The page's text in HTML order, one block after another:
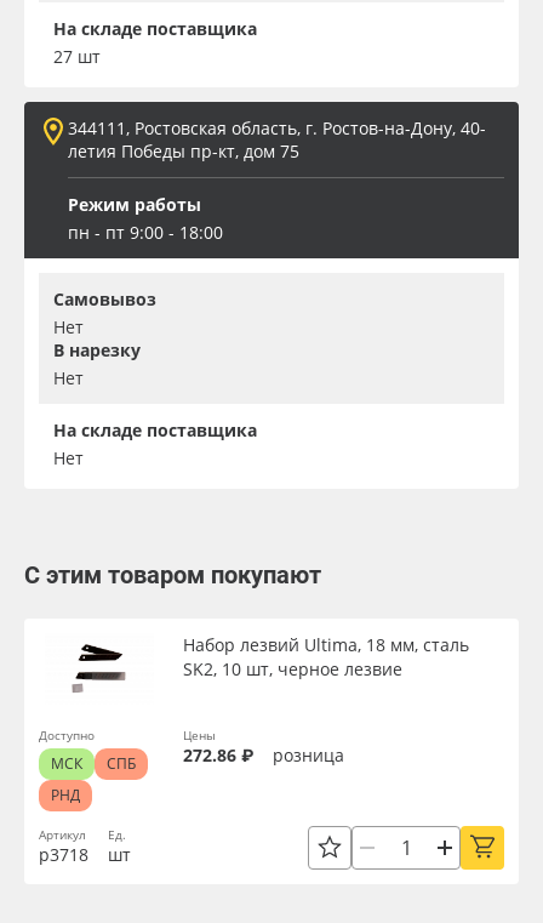
На складе поставщика
27 шт
344111, Ростовская область, г. Ростов-на-Дону, 40-
летия Победы пр-кт, дом 75
Режим работы
пн - пт 9:00 - 18:00
Самовывоз
Нет
В нарезку
Нет
На складе поставщика
Нет
С этим товаром покупают
Артикул
р3718
Набор лезвий Ultima, 18 мм, сталь
SK2, 10 шт, черное лезвие
Ед.
шт
Цены
272.86 ₽ розница
Доступно
МСК
СПБ
РНД